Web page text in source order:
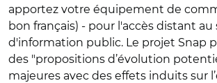
apportez votre équipement de
bon français) - pour l'accès distant au
d'information public. Le projet Snap
des "propositions d’évolution
majeures avec des effets induits sur